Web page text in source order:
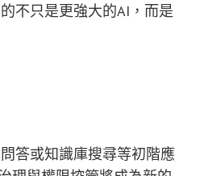
不只是更強大的AI，而是
答或知識庫搜尋等初階應